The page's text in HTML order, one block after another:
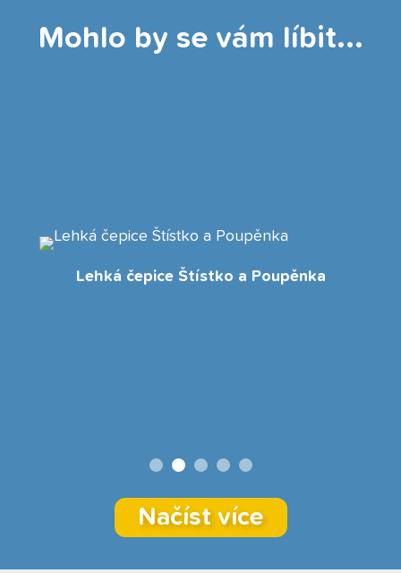
Mohlo by se vám líbit...
Lehká čepice Štístko a Poupěnka
Načíst více